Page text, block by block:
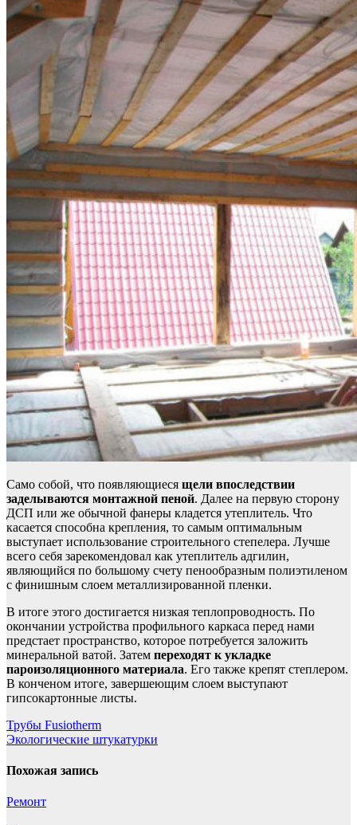
Само собой, что появляющиеся щели впоследствии
заделываются монтажной пеной. Далее на первую сторону
ДСП или же обычной фанеры кладется утеплитель. Что
касается способна крепления, то самым оптимальным
выступает использование строительного степелера. Лучше
всего себя зарекомендовал как утеплитель адгилин,
являющийся по большому счету пенообразным полиэтиленом
с финишным слоем металлизированной пленки.
В итоге этого достигается низкая теплопроводность. По
окончании устройства профильного каркаса перед нами
предстает пространство, которое потребуется заложить
минеральной ватой. Затем переходят к укладке
пароизоляционного материала. Его также крепят степлером.
В конченом итоге, завершеющим слоем выступают
гипсокартонные листы.
Навигация
по
записям
Трубы Fusiotherm
Экологические штукатурки
Похожая запись
Ремонт